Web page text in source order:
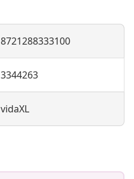
8721288333100
3344263
vidaXL